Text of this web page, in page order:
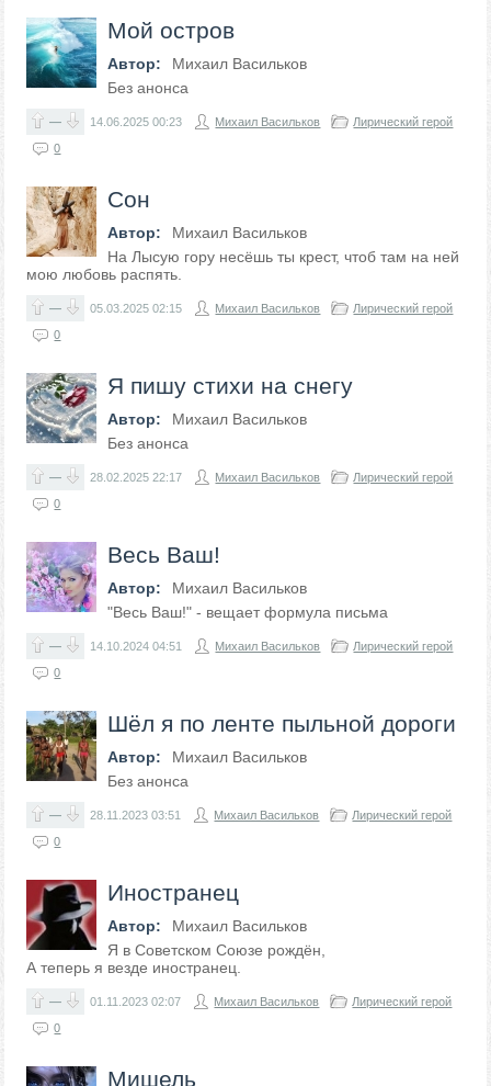
Мой остров
Автор:
Михаил Васильков
Без анонса
— 14.06.202500:23 Михаил Васильков
Лирический герой
0
Сон
Автор:
Михаил Васильков
На Лысую гору несёшь ты крест, чтоб там на ней
мою любовь распять.
— 05.03.202502:15 Михаил Васильков
Лирический герой
0
Я пишу стихи на снегу
Автор:
Михаил Васильков
Без анонса
— 28.02.202522:17 Михаил Васильков
Лирический герой
0
Весь Ваш!
Автор:
Михаил Васильков
"Весь Ваш!" - вещает формула письма
— 14.10.202404:51 Михаил Васильков
Лирический герой
0
Шёл я по ленте пыльной дороги
Автор:
Михаил Васильков
Без анонса
— 28.11.202303:51 Михаил Васильков
Лирический герой
0
Иностранец
Автор:
Михаил Васильков
Я в Советском Союзе рождён,
А теперь я везде иностранец.
— 01.11.202302:07 Михаил Васильков
Лирический герой
0
Мишель